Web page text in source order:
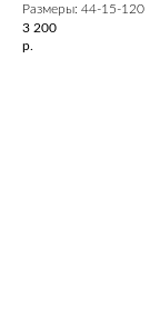
Размеры: 44-15-120
3 200
р.